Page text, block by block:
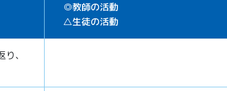
◎教師の活動
△生徒の活動
、